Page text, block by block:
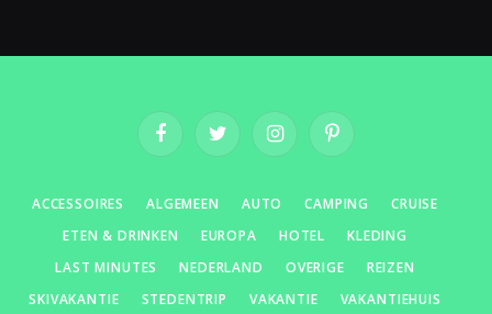
FacebookTwitter InstagramPinterest
ACCESSOIRES ALGEMEEN AUTO CAMPING
CRUISE
ETEN & DRINKEN
EUROPA HOTEL
KLEDING
LAST MINUTES
NEDERLAND OVERIGE
REIZEN
SKIVAKANTIE
STEDENTRIP VAKANTIE VAKANTIEHUIS